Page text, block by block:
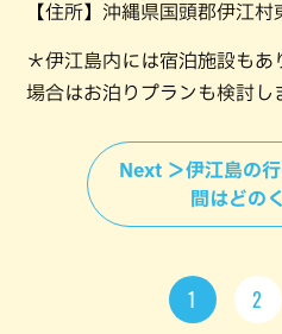
【住所】沖縄県国頭郡伊江村
＊伊江島内には宿泊施設もあ
場合はお泊りプランも検討し
Next ＞伊江島の
間はどの
1 2